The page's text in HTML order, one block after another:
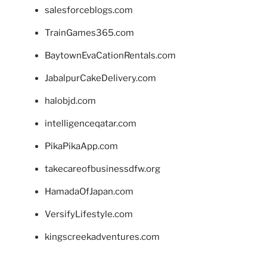
salesforceblogs.com
TrainGames365.com
BaytownEvaCationRentals.com
JabalpurCakeDelivery.com
halobjd.com
intelligenceqatar.com
PikaPikaApp.com
takecareofbusinessdfw.org
HamadaOfJapan.com
VersifyLifestyle.com
kingscreekadventures.com